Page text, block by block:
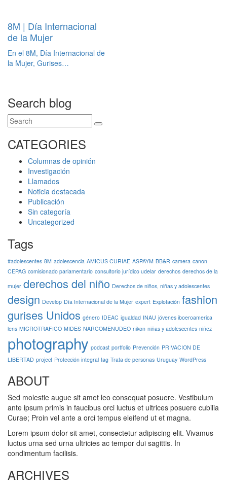
8M | Día Internacional
de la Mujer
En el 8M, Día Internacional de
la Mujer, Gurises…
Search blog
CATEGORIES
Columnas de opinión
Investigación
Llamados
Noticia destacada
Publicación
Sin categoría
Uncategorized
Tags
#adolescentes 8M adolescencia AMICUS CURIAE ASPAYM BB&R camera canon
CEPAG comisionado parlamentario consultorio jurídico udelar derechos derechos de la
mujer derechos del niño Derechos de niños, niñas y adolescentes
design Develop Día Internacional de la Mujer expert Explotación fashion
gurises Unidos género IDEAC igualdad INAU jóvenes iboeroamerica
lens MICROTRAFICO MIDES NARCOMENUDEO nikon niñas y adolescentes niñez
photography podcast portfolio Prevención PRIVACION DE
LIBERTAD project Protección integral tag Trata de personas Uruguay WordPress
ABOUT
Sed molestie augue sit amet leo consequat posuere. Vestibulum
ante ipsum primis in faucibus orci luctus et ultrices posuere cubilia
Curae; Proin vel ante a orci tempus eleifend ut et magna.
Lorem ipsum dolor sit amet, consectetur adipiscing elit. Vivamus
luctus urna sed urna ultricies ac tempor dui sagittis. In
condimentum facilisis.
ARCHIVES